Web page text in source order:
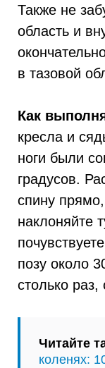
Также не
область и
в тазовой
Как
кресла и
ноги были
градусов.
спину
наклоняйте
позу около
столько раз,
Читайте
коленях: